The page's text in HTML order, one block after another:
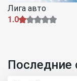
Лига авто
1.0